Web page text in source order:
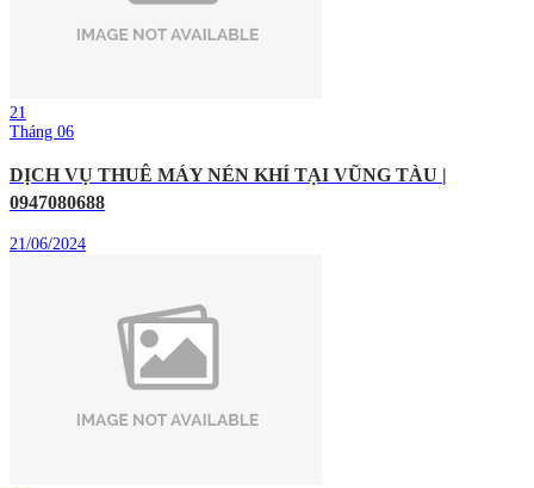
21
Tháng 06
DỊCH VỤ THUÊ MÁY NÉN KHÍ TẠI VŨNG TÀU |
0947080688
21/06/2024